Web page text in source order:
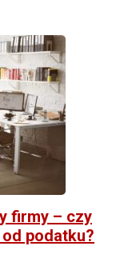
firmy – czy
podatku?